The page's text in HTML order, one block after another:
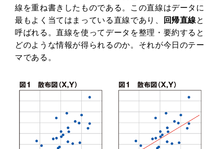
線を重ね書きしたものである。この直線はデータに
最もよく当てはまっている直線であり、
回帰直線と
呼ばれる。直線を使ってデータを整理・要約すると
どのような情報が得られるのか。それが今日のテー
マである。